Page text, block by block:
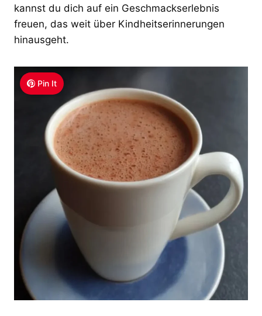
kannst du dich auf ein Geschmackserlebnis
freuen, das weit über Kindheitserinnerungen
hinausgeht.
Pin It